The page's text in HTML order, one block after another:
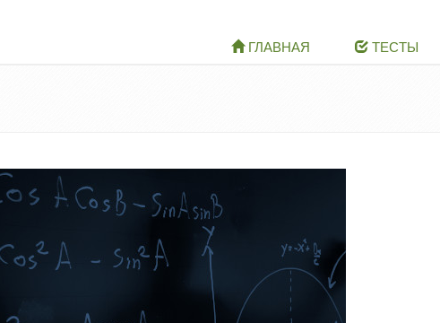
ГЛАВНАЯ ТЕСТЫ